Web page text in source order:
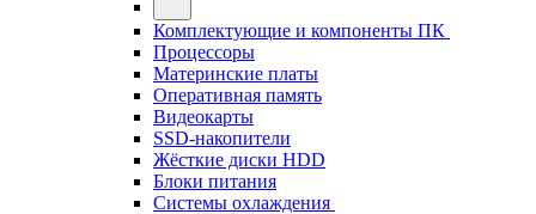
Комплектующие и компоненты ПК
Процессоры
Материнские платы
Оперативная память
Видеокарты
SSD-накопители
Жёсткие диски HDD
Блоки питания
Системы охлаждения